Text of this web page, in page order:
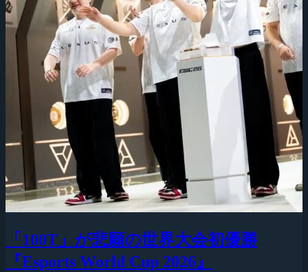
「100T」が悲願の世界大会初優勝
『Esports World Cup 2026』